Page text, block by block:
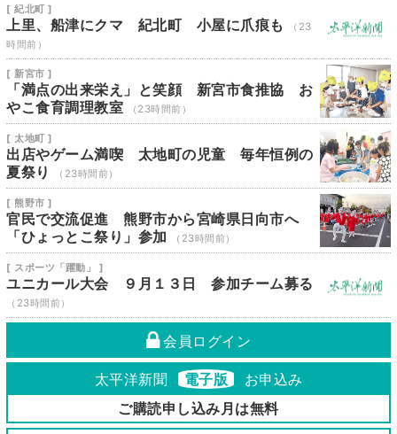
[ 紀北町 ]
上里、船津にクマ 紀北町 小屋に爪痕も
（23
時間前）
[ 新宮市 ]
「満点の出来栄え」と笑顔 新宮市食推協 お
やこ食育調理教室
（23時間前）
[ 太地町 ]
出店やゲーム満喫 太地町の児童 毎年恒例の
夏祭り
（23時間前）
[ 熊野市 ]
官民で交流促進 熊野市から宮崎県日向市へ
「ひょっとこ祭り」参加
（23時間前）
[ スポーツ「躍動」 ]
ユニカール大会 ９月１３日 参加チーム募る
（23時間前）
会員ログイン
太平洋新聞 電子版
お申込み
ご購読申し込み月は無料